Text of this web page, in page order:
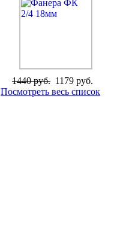
1440 руб. 1179 руб.
Посмотреть весь список